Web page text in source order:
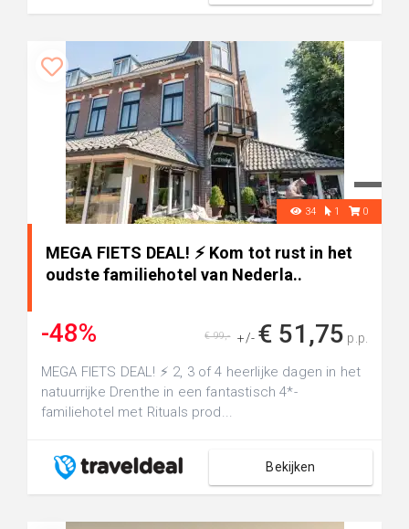
34 1 0
MEGA FIETS DEAL! ⚡ Kom tot rust in het
oudste familiehotel van Nederla..
-48% +/- € 51,75 p.p.
€ 99,-
MEGA FIETS DEAL! ⚡ 2, 3 of 4 heerlijke dagen in het
natuurrijke Drenthe in een fantastisch 4*-
familiehotel met Rituals prod...
Bekijken